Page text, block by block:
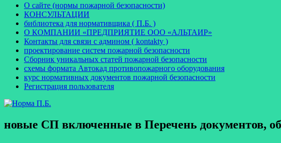
О сайте (нормы пожарной безопасности)
КОНСУЛЬТАЦИИ
библиотека для нормативщика ( П.Б. )
О КОМПАНИИ «ПРЕДПРИЯТИЕ ООО «АЛЬТАИР»
Контакты для связи с админом ( kontakty )
проектирование систем пожарной безопасности
Сборник уникальных статей пожарной безопасности
схемы формата Автокад противопожарного оборудования
курс нормативных документов пожарной безопасности
Регистрация пользователя
новые СП включенные в Перечень документов,